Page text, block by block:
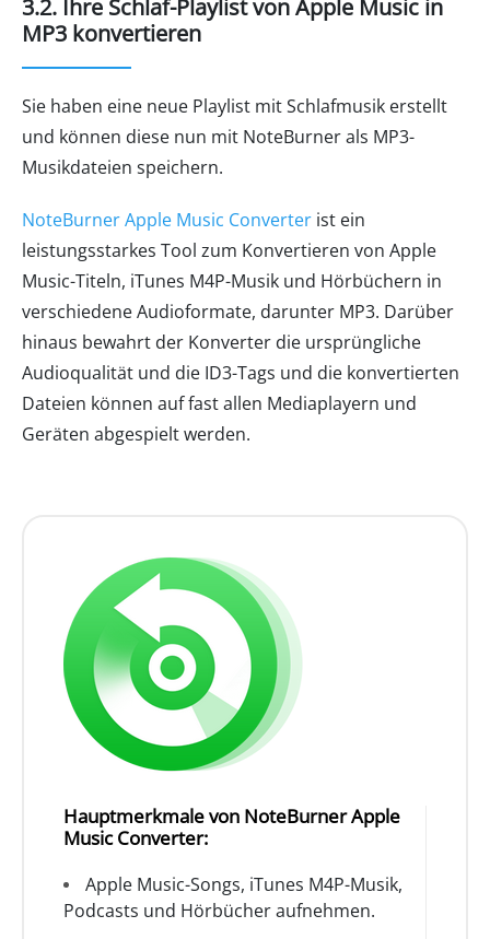
3.2. Ihre Schlaf-Playlist von Apple Music in
MP3 konvertieren
Sie haben eine neue Playlist mit Schlafmusik erstellt
und können diese nun mit NoteBurner als MP3-
Musikdateien speichern.
NoteBurner Apple Music Converter ist ein
leistungsstarkes Tool zum Konvertieren von Apple
Music-Titeln, iTunes M4P-Musik und Hörbüchern in
verschiedene Audioformate, darunter MP3. Darüber
hinaus bewahrt der Konverter die ursprüngliche
Audioqualität und die ID3-Tags und die konvertierten
Dateien können auf fast allen Mediaplayern und
Geräten abgespielt werden.
Hauptmerkmale von NoteBurner Apple
Music Converter:
Apple Music-Songs, iTunes M4P-Musik,
Podcasts und Hörbücher aufnehmen.